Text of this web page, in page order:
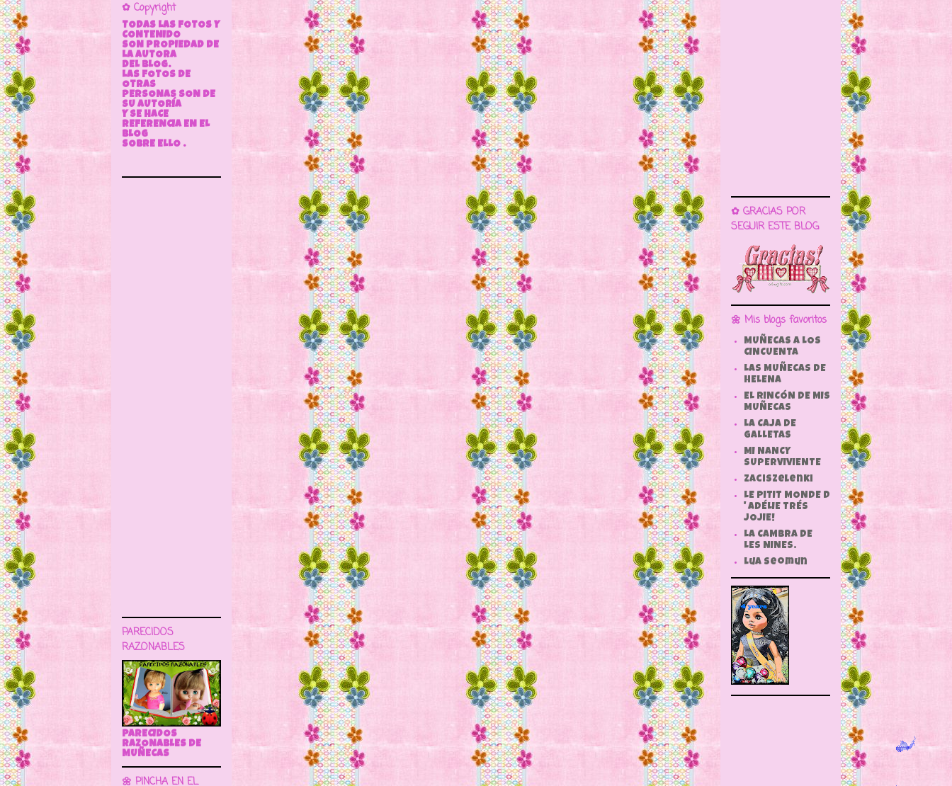
✿ Copyright
TODAS LAS FOTOS Y
CONTENIDO
SON PROPIEDAD DE
LA AUTORA
DEL BLOG.
LAS FOTOS DE
OTRAS
PERSONAS SON DE
SU AUTORÍA
Y SE HACE
REFERENCIA EN EL
BLOG
SOBRE ELLO .
PARECIDOS
RAZONABLES
PARECIDOS
RAZONABLES DE
MUÑECAS
🌼 PINCHA EN EL
✿ GRACIAS POR
SEGUIR ESTE BLOG
🌼 Mis blogs favoritos
MUÑECAS A LOS
CINCUENTA
LAS MUÑECAS DE
HELENA
EL RINCÓN DE MIS
MUÑECAS
LA CAJA DE
GALLETAS
MI NANCY
SUPERVIVIENTE
zaciszelenki
LE PITIT MONDE D
' ADÉLIE TRÉS
JOJIE!
LA CAMBRA DE
LES NINES.
Lua Seomun